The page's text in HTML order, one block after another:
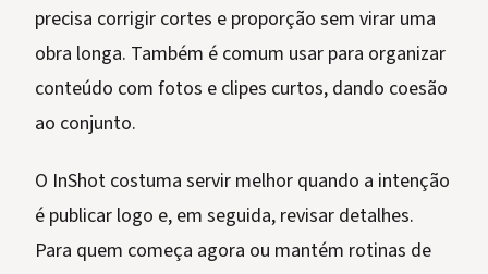
precisa corrigir cortes e proporção sem virar uma
obra longa. Também é comum usar para organizar
conteúdo com fotos e clipes curtos, dando coesão
ao conjunto.
O InShot costuma servir melhor quando a intenção
é publicar logo e, em seguida, revisar detalhes.
Para quem começa agora ou mantém rotinas de